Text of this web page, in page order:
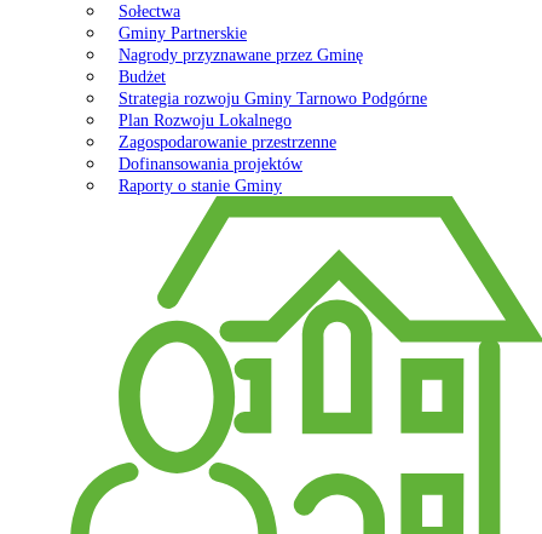
Sołectwa
Gminy Partnerskie
Nagrody przyznawane przez Gminę
Budżet
Strategia rozwoju Gminy Tarnowo Podgórne
Plan Rozwoju Lokalnego
Zagospodarowanie przestrzenne
Dofinansowania projektów
Raporty o stanie Gminy